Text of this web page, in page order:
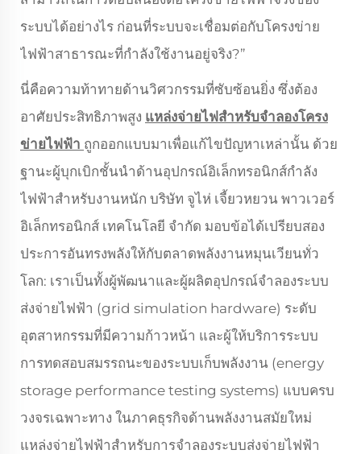
ระบบได้อย่างไร ก่อนที่ระบบจะเชื่อมต่อกับโครงข่าย
ไฟฟ้าสาธารณะที่กำลังใช้งานอยู่จริง?”
นี่คือความท้าทายด้านวิศวกรรมที่ซับซ้อนยิ่ง ซึ่งต้อง
อาศัยประสิทธิภาพสูง แหล่งจ่ายไฟสำหรับจำลองโครง
ข่ายไฟฟ้า ถูกออกแบบมาเพื่อแก้ไขปัญหาเหล่านั้น ด้วย
ฐานะผู้บุกเบิกชั้นนำด้านอุปกรณ์อิเล็กทรอนิกส์กำลัง
ไฟฟ้าสำหรับงานหนัก บริษัท จูไห่ เจี้ยวหยวน พาวเวอร์
อิเล็กทรอนิกส์ เทคโนโลยี จำกัด มอบข้อได้เปรียบสอง
ประการอันทรงพลังให้กับตลาดพลังงานหมุนเวียนทั่ว
โลก: เราเป็นทั้งผู้พัฒนาและผู้ผลิตอุปกรณ์จำลองระบบ
ส่งจ่ายไฟฟ้า (grid simulation hardware) ระดับ
อุตสาหกรรมที่มีความก้าวหน้า และผู้ให้บริการระบบ
การทดสอบสมรรถนะของระบบเก็บพลังงาน (energy
storage performance testing systems) แบบครบ
วงจรเฉพาะทาง ในภาคธุรกิจด้านพลังงานสมัยใหม่
แหล่งจ่ายไฟฟ้าสำหรับการจำลองระบบส่งจ่ายไฟฟ้า